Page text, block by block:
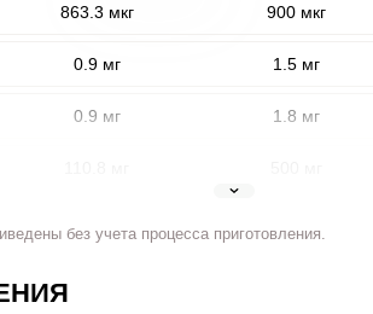
863.3 мкг 900 мкг
0.9 мг 1.5 мг
0.9 мг 1.8 мг
без учета процесса приготовления.